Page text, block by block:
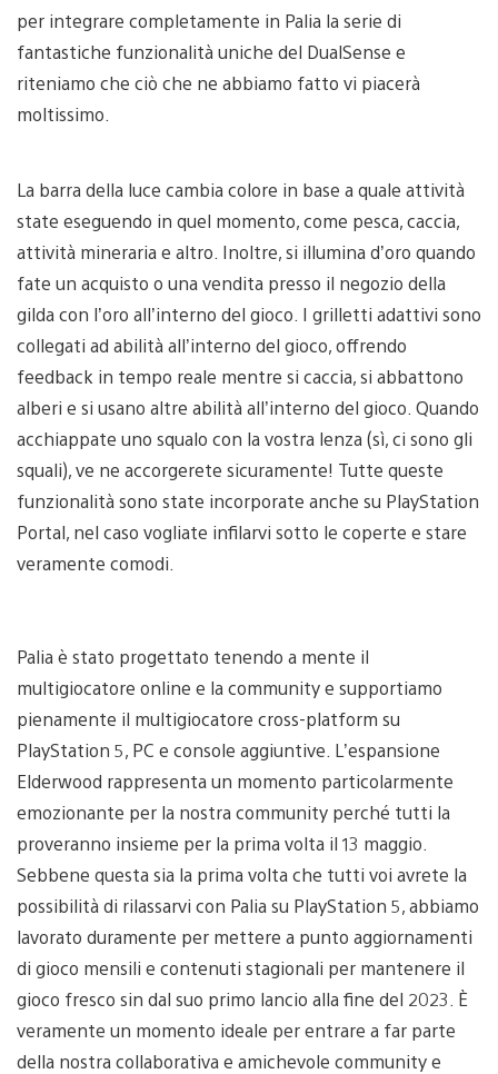
per integrare completamente in Palia la serie di
fantastiche funzionalità uniche del DualSense e
riteniamo che ciò che ne abbiamo fatto vi piacerà
moltissimo.
La barra della luce cambia colore in base a quale attività
state eseguendo in quel momento, come pesca, caccia,
attività mineraria e altro. Inoltre, si illumina d’oro quando
fate un acquisto o una vendita presso il negozio della
gilda con l’oro all’interno del gioco. I grilletti adattivi sono
collegati ad abilità all’interno del gioco, offrendo
feedback in tempo reale mentre si caccia, si abbattono
alberi e si usano altre abilità all’interno del gioco. Quando
acchiappate uno squalo con la vostra lenza (sì, ci sono gli
squali), ve ne accorgerete sicuramente! Tutte queste
funzionalità sono state incorporate anche su PlayStation
Portal, nel caso vogliate infilarvi sotto le coperte e stare
veramente comodi.
Palia è stato progettato tenendo a mente il
multigiocatore online e la community e supportiamo
pienamente il multigiocatore cross-platform su
PlayStation 5, PC e console aggiuntive. L’espansione
Elderwood rappresenta un momento particolarmente
emozionante per la nostra community perché tutti la
proveranno insieme per la prima volta il 13 maggio.
Sebbene questa sia la prima volta che tutti voi avrete la
possibilità di rilassarvi con Palia su PlayStation 5, abbiamo
lavorato duramente per mettere a punto aggiornamenti
di gioco mensili e contenuti stagionali per mantenere il
gioco fresco sin dal suo primo lancio alla fine del 2023. È
veramente un momento ideale per entrare a far parte
della nostra collaborativa e amichevole community e